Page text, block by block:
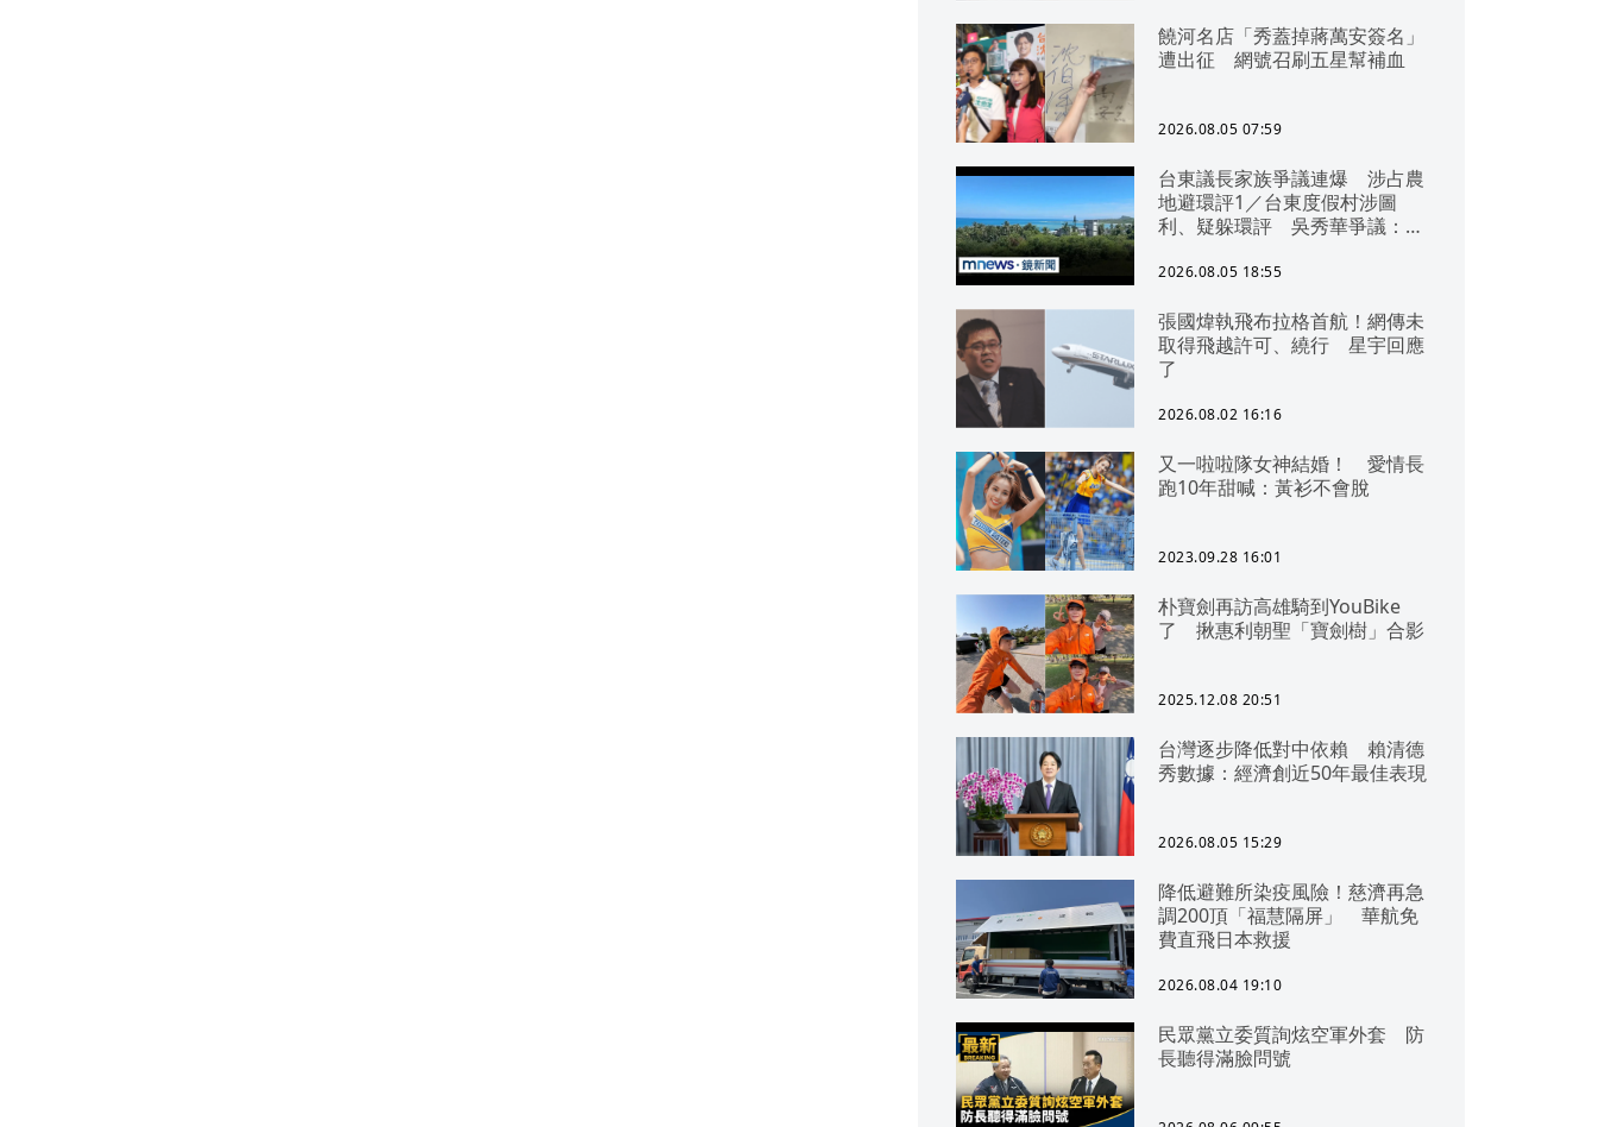
饒河名店「秀蓋掉蔣萬安簽名」
遭出征 網號召刷五星幫補血
2026.08.05 07:59
台東議長家族爭議連爆 涉占農
地避環評1／台東度假村涉圖
利、疑躲環評 吳秀華爭議：概
2026.08.05 18:55
張國煒執飛布拉格首航！網傳未
取得飛越許可、繞行 星宇回應
了
2026.08.02 16:16
又一啦啦隊女神結婚！ 愛情長
跑10年甜喊：黃衫不會脫
2023.09.28 16:01
朴寶劍再訪高雄騎到YouBike
了 揪惠利朝聖「寶劍樹」合影
2025.12.08 20:51
台灣逐步降低對中依賴 賴清德
秀數據：經濟創近50年最佳表現
2026.08.05 15:29
降低避難所染疫風險！慈濟再急
調200頂「福慧隔屏」 華航免
費直飛日本救援
2026.08.04 19:10
民眾黨立委質詢炫空軍外套 防
長聽得滿臉問號